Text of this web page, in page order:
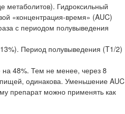
метаболитов). Гидроксильный
«концентрация-время» (AUC)
с периодом полувыведения
Период полувыведения (T1/2)
48%. Тем не менее, через 8
одинакова. Уменьшение AUC
препарат можно применять как